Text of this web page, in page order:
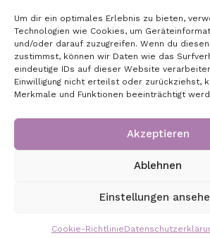
Um dir ein optimales Erlebnis zu bieten,
Technologien wie Cookies, um
und/oder darauf zuzugreifen. Wenn du
zustimmst, können wir Daten wie das
eindeutige IDs auf dieser Website
Einwilligung nicht erteilst oder zurückziehst,
Merkmale und Funktionen beeinträchtigt
Akzeptieren
Ablehnen
Einstellungen
Cookie-Richtlinie
go-to-optic.de
Über uns
Kontakt
Datenschutz
Copyright © 2026 - Created by GT
9 August,